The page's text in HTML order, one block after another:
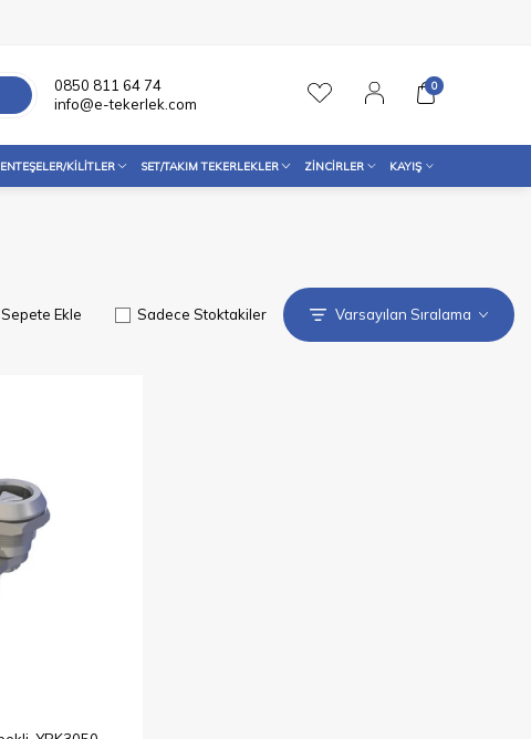
0850 811 64 74
info@e-tekerlek.com
0
KILITLER SET/TAKIM TEKERLEKLER ZINCIRLER KAYIŞ
Sadece Stoktakiler
Ekle